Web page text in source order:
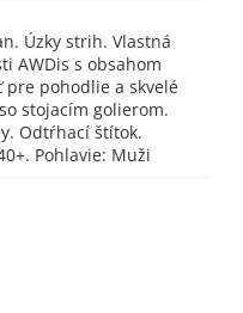
Úzky strih. Vlastná
AWDis s obsahom
pohodlie a skvelé
stojacím golierom.
Odtŕhací štítok.
Pohlavie: Muži